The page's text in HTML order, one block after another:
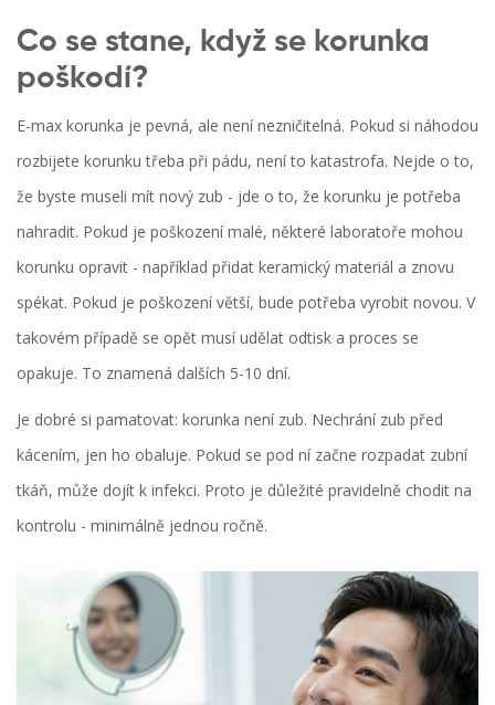
Co se stane, když se korunka
poškodí?
E-max korunka je pevná, ale není nezničitelná. Pokud si náhodou
rozbijete korunku třeba při pádu, není to katastrofa. Nejde o to,
že byste museli mít nový zub - jde o to, že korunku je potřeba
nahradit. Pokud je poškození malé, některé laboratoře mohou
korunku opravit - například přidat keramický materiál a znovu
spékat. Pokud je poškození větší, bude potřeba vyrobit novou. V
takovém případě se opět musí udělat odtisk a proces se
opakuje. To znamená dalších 5-10 dní.
Je dobré si pamatovat: korunka není zub. Nechrání zub před
kácením, jen ho obaluje. Pokud se pod ní začne rozpadat zubní
tkáň, může dojít k infekci. Proto je důležité pravidelně chodit na
kontrolu - minimálně jednou ročně.